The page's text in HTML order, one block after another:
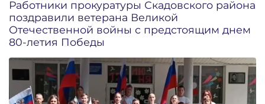
Работники прокуратуры Скадовского района
поздравили ветерана Великой
Отечественной войны с предстоящим днем
80-летия Победы